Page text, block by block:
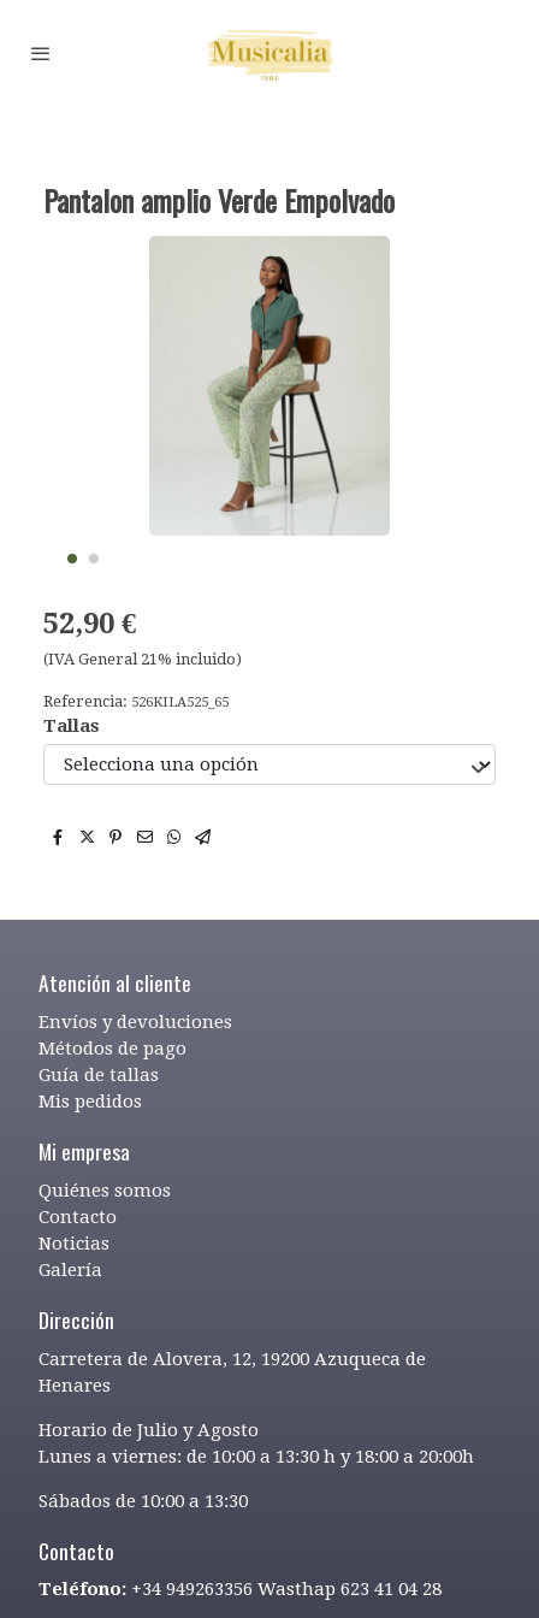
Pantalon amplio Verde Empolvado
52,90 €
(IVA General 21% incluido)
Referencia: 526KILA525_65
Tallas
Atención al cliente
Envíos y devoluciones
Métodos de pago
Guía de tallas
Mis pedidos
Mi empresa
Quiénes somos
Contacto
Noticias
Galería
Dirección
Carretera de Alovera, 12, 19200 Azuqueca de
Henares
Horario de Julio y Agosto
Lunes a viernes: de 10:00 a 13:30 h y 18:00 a 20:00h
Sábados de 10:00 a 13:30
Contacto
Teléfono: +34 949263356 Wasthap 623 41 04 28